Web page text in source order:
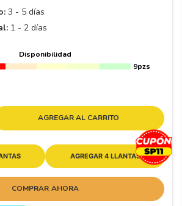
3 - 5 días
1 - 2 días
Disponibilidad
9pzs
AGREGAR AL CARRITO
AGREGAR 4 LLANTAS
COMPRAR AHORA